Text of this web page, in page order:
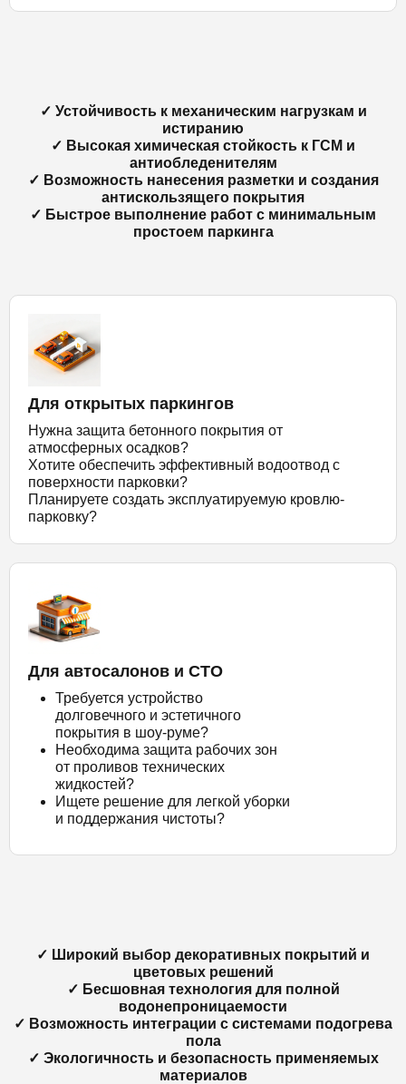
✓ Устойчивость к механическим нагрузкам и
истиранию
✓ Высокая химическая стойкость к ГСМ и
антиобледенителям
✓ Возможность нанесения разметки и создания
антискользящего покрытия
✓ Быстрое выполнение работ с минимальным
простоем паркинга
Для открытых паркингов
Нужна защита бетонного покрытия от
атмосферных осадков?
Хотите обеспечить эффективный водоотвод с
поверхности парковки?
Планируете создать эксплуатируемую кровлю-
парковку?
Для автосалонов и СТО
Требуется устройство
долговечного и эстетичного
покрытия в шоу-руме?
Необходима защита рабочих зон
от проливов технических
жидкостей?
Ищете решение для легкой уборки
и поддержания чистоты?
✓ Широкий выбор декоративных покрытий и
цветовых решений
✓ Бесшовная технология для полной
водонепроницаемости
✓ Возможность интеграции с системами подогрева
пола
✓ Экологичность и безопасность применяемых
материалов